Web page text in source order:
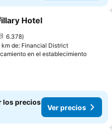
a favoritos
Hotel
6.378
km de: Financial District
en el establecimientoVer
los precios
Ver precios